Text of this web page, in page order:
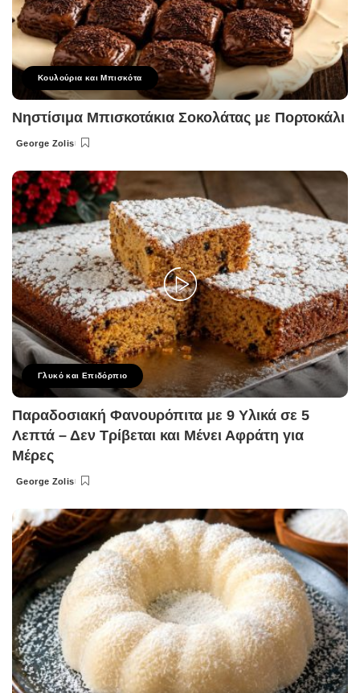
Κουλούρια και Μπισκότα
Νηστίσιμα Μπισκοτάκια Σοκολάτας με Πορτοκάλι
Posted
George Zolis
Γλυκό και Επιδόρπιο
Παραδοσιακή Φανουρόπιτα με 9 Υλικά σε 5
Λεπτά – Δεν Τρίβεται και Μένει Αφράτη για
Μέρες
Posted
George Zolis